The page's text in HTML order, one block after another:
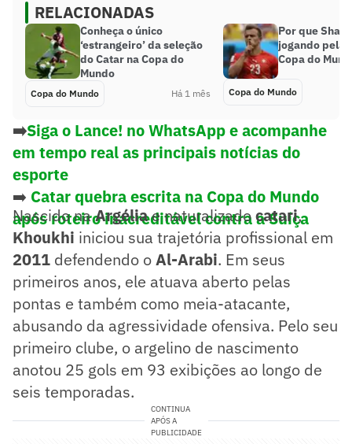
RELACIONADAS
Conheça o único
‘estrangeiro’ da seleção
do Catar na Copa do
Mundo
Copa do Mundo Há 1 mês
Por que
jogando pela
Copa do
Copa do Mundo
➡️Siga o Lance! no WhatsApp e acompanhe
em tempo real as principais notícias do
esporte
➡️ Catar quebra escrita na Copa do Mundo
após roteiro inacreditável contra a Suíça
Nascido naArgéliae naturalizadocatari,
Khoukhi iniciou sua trajetória profissional em
2011 defendendo oAl-Arabi. Em seus
primeiros anos, ele atuava aberto pelas
pontas e também como meia-atacante,
abusando da agressividade ofensiva. Pelo seu
primeiro clube, o argelino de nascimento
anotou 25 gols em 93 exibições ao longo de
seis temporadas.
CONTINUA
APÓS A
PUBLICIDADE